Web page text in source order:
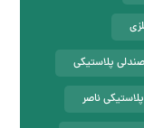
پلاستیکی
ناصر